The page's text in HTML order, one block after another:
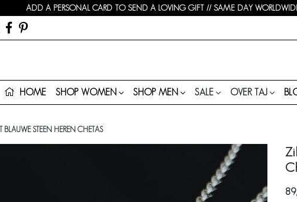
ADD A PERSONAL CARD TO SEND A LOVING GIFT // SAME DAY
HOME SHOP WOMEN SHOP MEN SALE OVER TAJ
STEEN HEREN CHETAS
89